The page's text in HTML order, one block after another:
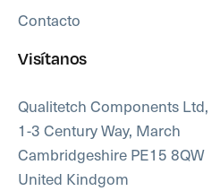
Contacto
Visítanos
Qualitetch Components Ltd,
1-3 Century Way, March
Cambridgeshire PE15 8QW
United Kindgom